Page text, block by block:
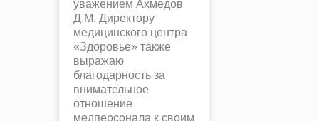
уважением Ахмедов
Д.М. Директору
медицинского центра
«Здоровье» также
выражаю
благодарность за
внимательное
отношение
медперсонала к своим